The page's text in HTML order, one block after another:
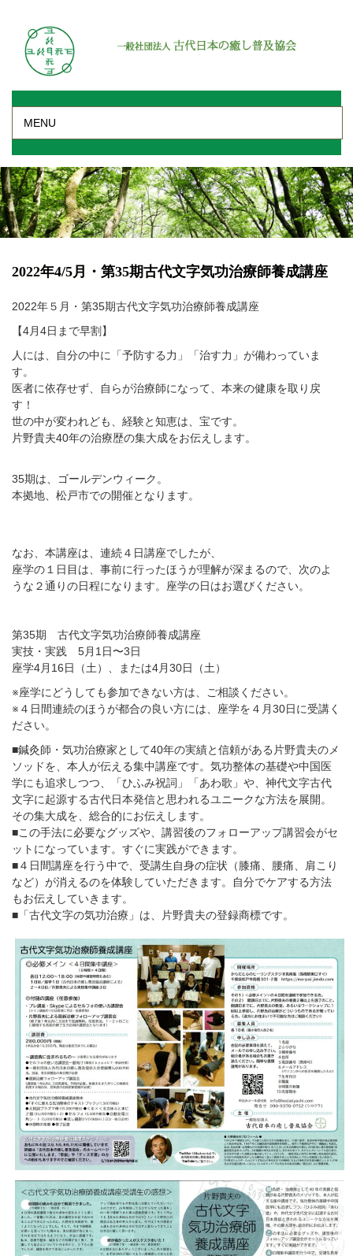
MENU
2022年4/5月・第35期古代文字気功治療師養成講座
2022年５月・第35期古代文字気功治療師養成講座
【4月4日まで早割】
人には、自分の中に「予防する力」「治す力」が備わっていま
す。
医者に依存せず、自らが治療師になって、本来の健康を取り戻
す！
世の中が変われども、経験と知恵は、宝です。
片野貴夫40年の治療歴の集大成をお伝えします。
35期は、ゴールデンウィーク。
本拠地、松戸市での開催となります。
なお、本講座は、連続４日講座でしたが、
座学の１日目は、事前に行ったほうが理解が深まるので、次のよ
うな２通りの日程になります。座学の日はお選びください。
第35期 古代文字気功治療師養成講座
実技・実践 5月1日〜3日
座学4月16日（土）、または4月30日（土）
※座学にどうしても参加できない方は、ご相談ください。
※ ４日間連続のほうが都合の良い方には、座学を４月30日に受講く
ださい。
■鍼灸師・気功治療家として40年の実績と信頼がある片野貴夫のメ
ソッドを、本人が伝える集中講座です。気功整体の基礎や中国医
学にも追求しつつ、「ひふみ祝詞」「あわ歌」や、神代文字古代
文字に起源する古代日本発信と思われるユニークな方法を展開。
その集大成を、総合的にお伝えします。
■この手法に必要なグッズや、講習後のフォローアップ講習会がセ
ットになっています。すぐに実践ができます。
■４日間講座を行う中で、受講生自身の症状（膝痛、腰痛、肩こり
など）が消えるのを体験していただきます。自分でケアする方法
もお伝えしていきます。
■ 「古代文字の気功治療」は、片野貴夫の登録商標です。